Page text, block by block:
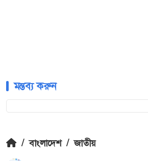
মন্তব্য করুন
/ বাংলাদেশ / জাতীয়